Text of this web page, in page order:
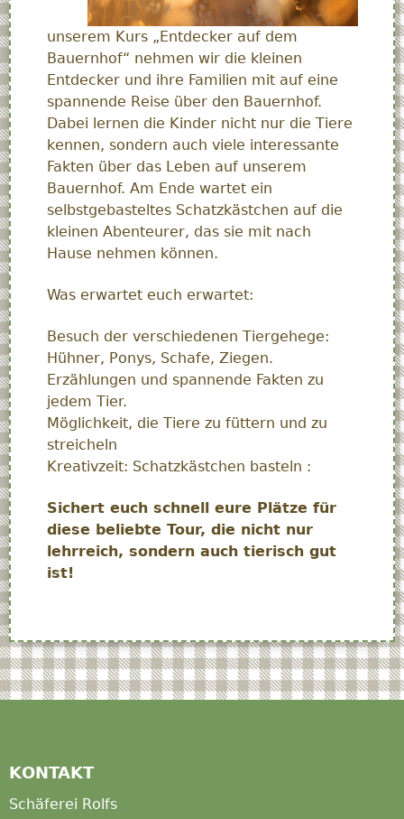
unserem Kurs „Entdecker auf dem
Bauernhof“ nehmen wir die kleinen
Entdecker und ihre Familien mit auf eine
spannende Reise über den Bauernhof.
Dabei lernen die Kinder nicht nur die Tiere
kennen, sondern auch viele interessante
Fakten über das Leben auf unserem
Bauernhof. Am Ende wartet ein
selbstgebasteltes Schatzkästchen auf die
kleinen Abenteurer, das sie mit nach
Hause nehmen können.
Was erwartet euch erwartet:
Besuch der verschiedenen Tiergehege:
Hühner, Ponys, Schafe, Ziegen.
Erzählungen und spannende Fakten zu
jedem Tier.
Möglichkeit, die Tiere zu füttern und zu
streicheln
Kreativzeit: Schatzkästchen basteln :
Sichert euch schnell eure Plätze für
diese beliebte Tour, die nicht nur
lehrreich, sondern auch tierisch gut
ist!
KONTAKT
Schäferei Rolfs